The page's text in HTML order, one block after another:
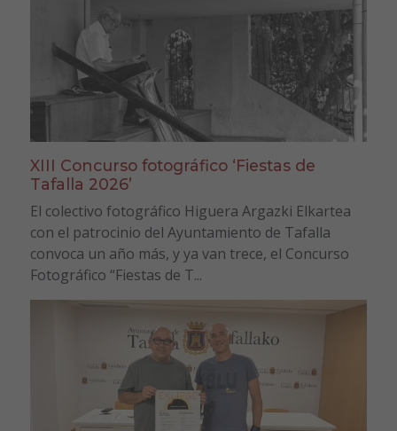
XIII Concurso fotográfico ‘Fiestas de
Tafalla 2026’
El colectivo fotográfico Higuera Argazki Elkartea
con el patrocinio del Ayuntamiento de Tafalla
convoca un año más, y ya van trece, el Concurso
Fotográfico “Fiestas de T...